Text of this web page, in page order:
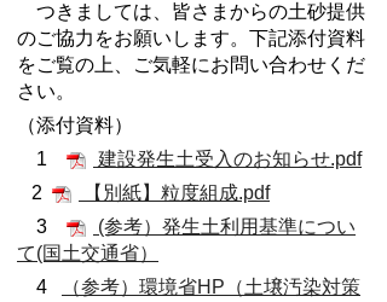
つきましては、皆さまからの土砂提供
のご協力をお願いします。下記添付資料
をご覧の上、ご気軽にお問い合わせくだ
さい。
（添付資料）
1
建設発生土受入のお知らせ.pdf
2
【別紙】粒度組成.pdf
3
(参考）発生土利用基準につい
て(国土交通省）
4
（参考）環境省HP（土壌汚染対策